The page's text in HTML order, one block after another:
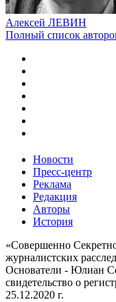
Алексей ЛЕВИН
Полный список
Новости
Пресс-центр
Реклама
Редакция
Авторы
История
«Совершенно
журналистских
Основатели - Юлиан
свидетельство о
25.12.2020 г.